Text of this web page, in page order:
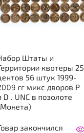
Штаты и
квотеры 25
56 штук 1999-
гг микс дворов Р
D . UNC в позолоте
закончился